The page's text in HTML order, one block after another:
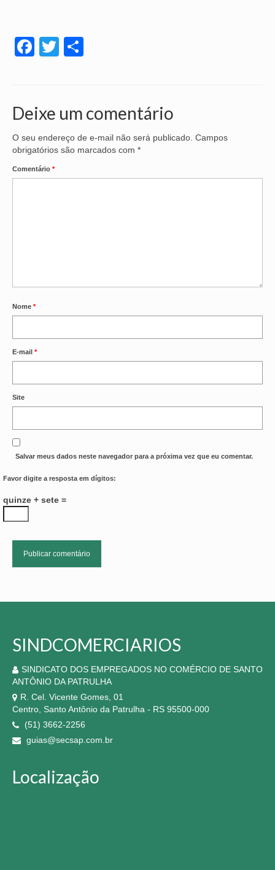
Facebook
Twitter
Deixe um comentário
O seu endereço de e-mail não será publicado. Campos
obrigatórios são marcados com *
Comentário *
Nome *
E-mail *
Site
Salvar meus dados neste navegador para a próxima vez que eu comentar.
Favor digite a resposta em dígitos:
quinze + sete =
SINDCOMERCIARIOS
SINDICATO DOS EMPREGADOS NO COMÉRCIO DE SANTO
ANTÔNIO DA PATRULHA
R. Cel. Vicente Gomes, 01
Centro, Santo Antônio da Patrulha - RS 95500-000
(51) 3662-2256
guias@secsap.com.br
Localização